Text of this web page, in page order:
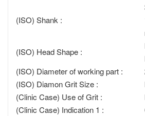
(ISO) Shank :
(ISO) Head Shape :
(ISO) Diameter of working part :
(ISO) Diamon Grit Size :
(Clinic Case) Use of Grit :
(Clinic Case) Indication 1 :